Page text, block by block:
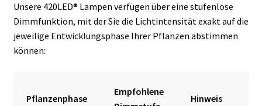
Unsere 420LED® Lampen verfügen über eine stufenlose
Dimmfunktion, mit der Sie die Lichtintensität exakt auf die
jeweilige Entwicklungsphase Ihrer Pflanzen abstimmen
können:
Pflanzenphase
Empfohlene
Hinweis